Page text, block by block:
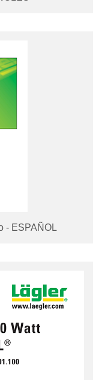
- ESPAÑOL